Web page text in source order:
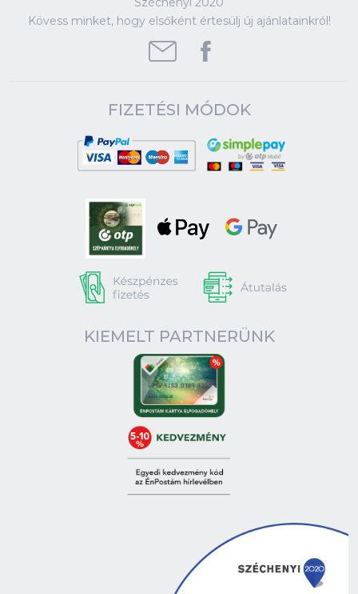
Kövess minket, hogy elsőként értesülj új ajánlatainkról!
FIZETÉSI MÓDOK
KIEMELT PARTNERÜNK